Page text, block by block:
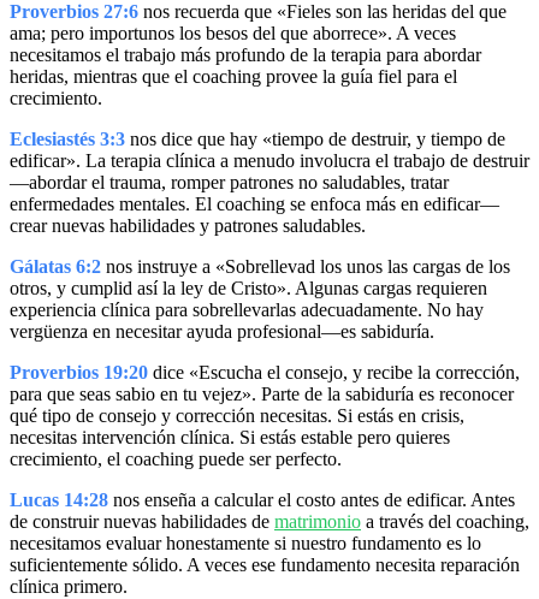
Proverbios 27:6 nos recuerda que «Fieles son las heridas del que
ama; pero importunos los besos del que aborrece». A veces
necesitamos el trabajo más profundo de la terapia para abordar
heridas, mientras que el coaching provee la guía fiel para el
crecimiento.
Eclesiastés 3:3 nos dice que hay «tiempo de destruir, y tiempo de
edificar». La terapia clínica a menudo involucra el trabajo de destruir
—abordar el trauma, romper patrones no saludables, tratar
enfermedades mentales. El coaching se enfoca más en edificar—
crear nuevas habilidades y patrones saludables.
Gálatas 6:2 nos instruye a «Sobrellevad los unos las cargas de los
otros, y cumplid así la ley de Cristo». Algunas cargas requieren
experiencia clínica para sobrellevarlas adecuadamente. No hay
vergüenza en necesitar ayuda profesional—es sabiduría.
Proverbios 19:20 dice «Escucha el consejo, y recibe la corrección,
para que seas sabio en tu vejez». Parte de la sabiduría es reconocer
qué tipo de consejo y corrección necesitas. Si estás en crisis,
necesitas intervención clínica. Si estás estable pero quieres
crecimiento, el coaching puede ser perfecto.
Lucas 14:28 nos enseña a calcular el costo antes de edificar. Antes
de construir nuevas habilidades de matrimonio a través del coaching,
necesitamos evaluar honestamente si nuestro fundamento es lo
suficientemente sólido. A veces ese fundamento necesita reparación
clínica primero.